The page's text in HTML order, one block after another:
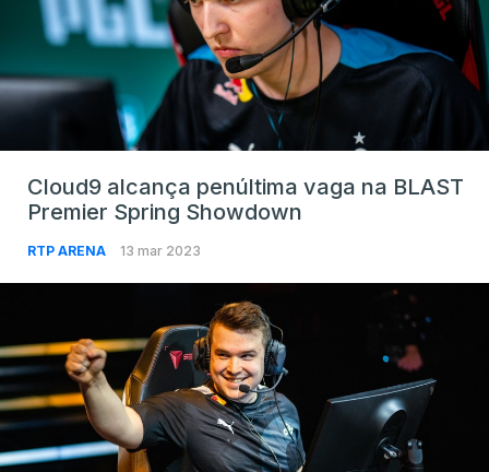
Cloud9 alcança penúltima vaga na BLAST
Premier Spring Showdown
RTP ARENA 13 mar 2023